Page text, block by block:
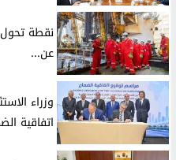
​نقطة
عن...
​وزراء
اتفاقية